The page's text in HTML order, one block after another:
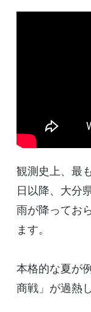
観測史上、最
日以降、大分
雨が降ってお
ます。
本格的な夏が
商戦」が過熱